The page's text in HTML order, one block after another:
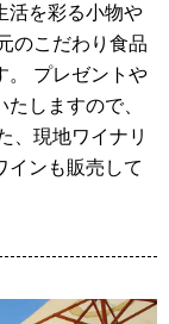
活を彩る小物や
のこだわり食品
。 プレゼントや
しますので、
、現地ワイナリ
インも販売して